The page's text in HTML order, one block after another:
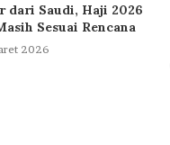
dari Saudi, Haji 2026
Sesuai Rencana
2026